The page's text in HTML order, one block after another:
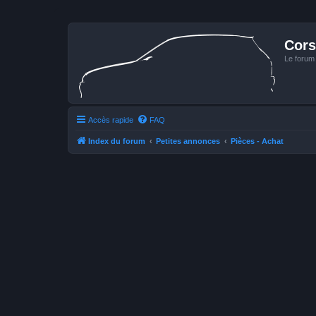
Le
Accès rapide FAQ
Index du forum Petites annonces Pièces - Achat